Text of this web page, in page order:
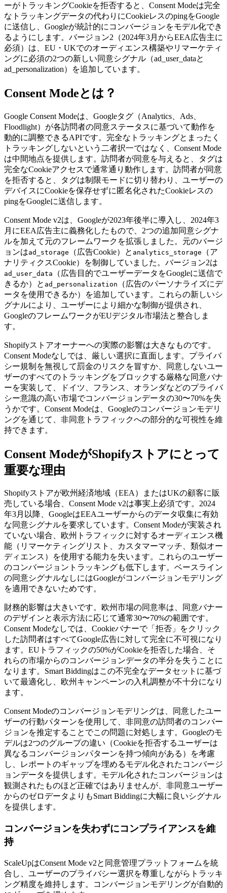
ーがトラッキングCookieを拒否すると、Consent Modeは完全
なトラッキングデータの代わりにCookieレスのpingをGoogle
に送信し、Googleが統計的にコンバージョンをモデル化でき
るようにします。バージョン2（2024年3月からEEA広告主に
必須）は、EU・UKでのオーディエンス構築やリマーケティ
ングに必須の2つの新しい同意シグナル（ad_user_dataと
ad_personalization）を追加しています。
Consent Modeとは？
Google Consent Modeは、Googleタグ（Analytics、Ads、
Floodlight）が各訪問者の同意ステータスに基づいて動作を
動的に調整できるAPIです。完全なトラッキングとまったく
トラッキングしないという二者択一ではなく、Consent Mode
は中間地点を提供します。訪問者が同意を与えると、タグは
完全なCookieアクセスで通常通り動作します。訪問者が同意
を拒否すると、タグは制限モードに切り替わり、ユーザーの
デバイスにCookieを保存せずに匿名化されたCookieレスの
pingをGoogleに送信します。
Consent Mode v2は、Googleが2023年後半に導入し、2024年3
月にEEA広告主に義務化したもので、2つの追加同意シグナ
ルを加えて元のフレームワークを拡張しました。元のバージ
ョンはad_storage （広告Cookie）と analytics_storage
（ア
ナリティクスCookie）を制御していました。バージョン2は
ad_user_data
（広告目的でユーザーデータをGoogleに送信で
きるか）と ad_personalization
（広告のパーソナライズにデ
ータを使用できるか）を追加しています。これらの新しいシ
グナルにより、ユーザーにより細かな制御が提供され、
GoogleのフレームワークがEUデジタル市場法と整合しま
す。
Shopifyストアオーナーへの実際の影響は大きなものです。
Consent Modeなしでは、厳しい選択に直面します。プライバ
シー規制を無視して罰金のリスクを冒すか、同意しないユー
ザーのすべてのトラッキングをブロックする厳格な同意バナ
ーを実装して、ドイツ、フランス、オランダなどのプライバ
シー意識の高い市場でコンバージョンデータの30〜70%を失
うかです。Consent Modeは、Googleのコンバージョンモデリ
ングを通じて、非同意トラフィックへの部分的な可視性を維
持できます。
Consent ModeがShopifyストアにとって
重要な理由
Shopifyストアが欧州経済地域（EEA）またはUKの顧客に販
売している場合、Consent Mode v2は事実上必須です。2024
年3月以降、GoogleはEEAユーザーからのデータ収集に有効
な同意シグナルを要求しています。Consent Modeが実装され
ていない場合、欧州トラフィックに対するオーディエンス機
能（リマーケティングリスト、カスタマーマッチ、類似オー
ディエンス）を使用する能力を失います。これらのユーザー
のコンバージョントラッキングも低下します。ベースライン
の同意シグナルなしにはGoogleがコンバージョンモデリング
を適用できないためです。
財務的影響は大きいです。欧州市場の同意率は、同意バナー
のデザインと表示方法に応じて通常30〜70%の範囲です。
Consent Modeなしでは、Cookieバナーで「拒否」をクリック
した訪問者はすべてGoogle広告に対して完全に不可視になり
ます。EUトラフィックの50%がCookieを拒否した場合、そ
れらの市場からのコンバージョンデータの半分を失うことに
なります。Smart Biddingはこの不完全なデータセットに基づ
いて最適化し、欧州キャンペーンの入札調整が不十分になり
ます。
Consent Modeのコンバージョンモデリングは、同意したユー
ザーの行動パターンを使用して、非同意の訪問者のコンバー
ジョンを推定することでこの問題に対処します。Googleのモ
デルは2つのグループの違い（Cookieを拒否するユーザーは
異なるコンバージョンパターンを持つ傾向がある）を考慮
し、レポートのギャップを埋めるモデル化されたコンバージ
ョンデータを提供します。モデル化されたコンバージョンは
観測されたものほど正確ではありませんが、非同意ユーザー
からのゼロデータよりもSmart Biddingに大幅に良いシグナル
を提供します。
コンバージョンを失わずにコンプライアンスを維
持
ScaleUpはConsent Mode v2と同意管理プラットフォームを統
合し、ユーザーのプライバシー選択を尊重しながらトラッキ
ング精度を維持します。コンバージョンモデリングが自動的